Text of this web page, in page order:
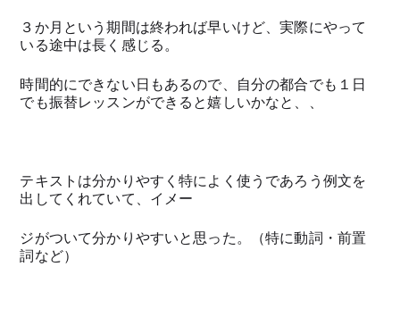
３か月という期間は終われば早いけど、実際にやって
いる途中は長く感じる。
時間的にできない日もあるので、自分の都合でも１日
でも振替レッスンができると嬉しいかなと、、
テキストは分かりやすく特によく使うであろう例文を
出してくれていて、イメー
ジがついて分かりやすいと思った。（特に動詞・前置
詞など）